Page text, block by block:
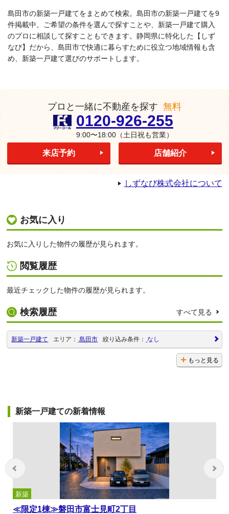
島田市の新築一戸建てをまとめて検索。島田市の新築一戸建てを9
件掲載中。ご希望の条件を選んで探すことや、新築一戸建て購入
のプロに相談して探すこともできます。静岡県に特化した【しず
なび】だから、島田市で快適に暮らすために役立つ地域情報も含
め、新築一戸建て選びのサポートします。
プロと一緒に不動産を探す 無料
0120-926-255
9:00〜18:00（土日祝も営業）
来店予約 店舗紹介
しずなび株式会社について
お気に入り
お気に入りした物件の履歴が見られます。
閲覧履歴
最近チェックした物件の履歴が見られます。
検索履歴
新築一戸建て エリア： 島田市 絞り込み条件： なし
もっと見る
すべて見る
新築一戸建ての新着情報
新築
≪限定1棟≫磐田市富士見町2丁目